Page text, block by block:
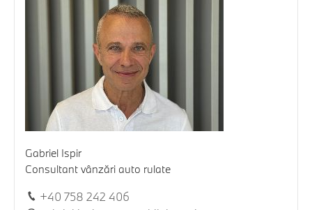
Gabriel Ispir
Consultant vânzări auto rulate
+40 758 242 406